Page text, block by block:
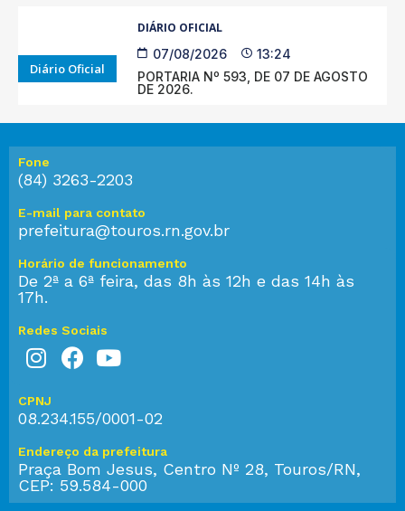
Diário Oficial
DIÁRIO OFICIAL
07/08/2026
13:24
PORTARIA Nº 593, DE 07 DE AGOSTO
DE 2026.
Fone
(84) 3263-2203
E-mail para contato
prefeitura@touros.rn.gov.br
Horário de funcionamento
De 2ª a 6ª feira, das 8h às 12h e das 14h às
17h.
Redes Sociais
CPNJ
08.234.155/0001-02
Endereço da prefeitura
Praça Bom Jesus, Centro Nº 28, Touros/RN,
CEP: 59.584-000